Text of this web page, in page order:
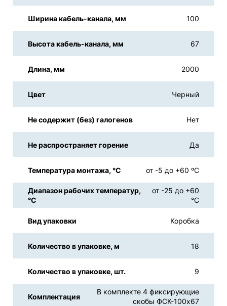
Ширина кабель-канала, мм 100
Высота кабель-канала, мм 67
Длина, мм 2000
Цвет Черный
Не содержит (без) галогенов Нет
Не распространяет горение Да
Температура монтажа, °С от -5 до +60 ºС
Диапазон рабочих температур,
°С
от -25 до +60
°С
Вид упаковки Коробка
Количество в упаковке, м 18
Количество в упаковке, шт. 9
Комплектация
В комплекте 4 фиксирующие
скобы ФСК-100x67